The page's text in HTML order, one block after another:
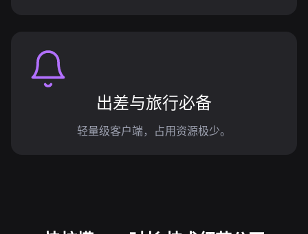
出差与旅行必备
轻量级客户端，占用资源极少。